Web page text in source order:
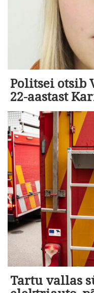
Politsei otsib
22-aastast
Tartu vallas